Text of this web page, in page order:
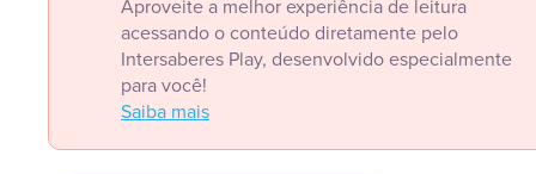
Aproveite a melhor experiência de leitura
acessando o conteúdo diretamente pelo
Intersaberes Play, desenvolvido especialmente
para você!
Saiba mais